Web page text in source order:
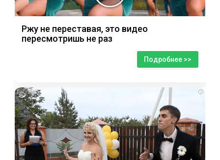
Ржу не переставая, это видео
пересмотришь не раз
Подробнее >>
i